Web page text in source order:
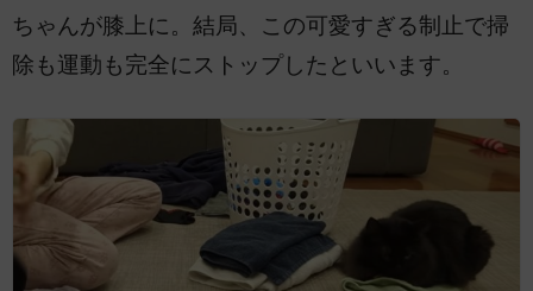
ちゃんが膝上に。結局、この可愛すぎる制止で掃
除も運動も完全にストップしたといいます。